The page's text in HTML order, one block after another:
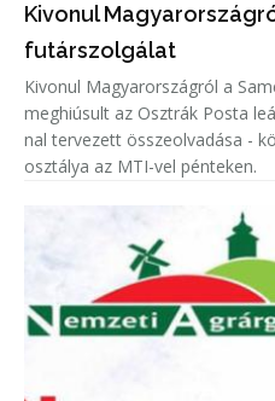
Kivonul
futárszolgálat
Kivonul Magyarországról a
meghiúsult az Osztrák Posta
nal tervezett összeolvadása -
osztálya az MTI-vel pénteken.